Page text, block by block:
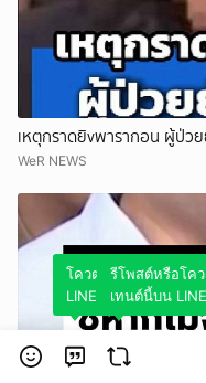
เหตุกราดยิvพารากอน ผู้ป่ว
WeR NEWS
โควตมุมมองของคุณ
LINE TODAY
รีโพสต์หรือโค
เทนต์นี้บน